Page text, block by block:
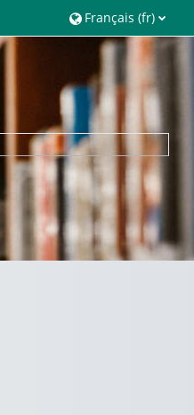
Français ‎(fr)‎
Toggle search input